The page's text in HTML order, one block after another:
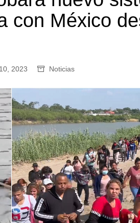
con México
2023 Noticias